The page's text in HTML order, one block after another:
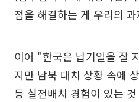
점을 해결하는 게 우리의
이어 "한국은 납기일을 잘
지만 남북 대치 상황 속에
등 실전배치 경험이 있는